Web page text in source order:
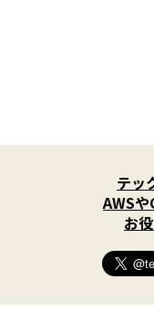
テッ
AWS
お